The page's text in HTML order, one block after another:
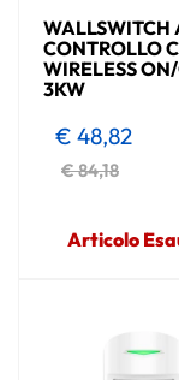
WALLSWITCH
CONTROLLO
WIRELESS
3KW
€ 84,18
€ 48,82
Articolo